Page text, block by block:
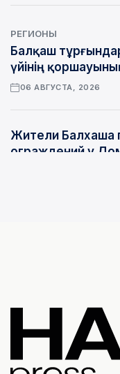
РЕГИОНЫ
Балқаш
үйінің
06 АВГУСТА, 2026
Жители Балхаша
ограждений у
ОБЩЕСТВО
Айгүл Мүкей
трендін сынға
06 АВГУСТА, 2026